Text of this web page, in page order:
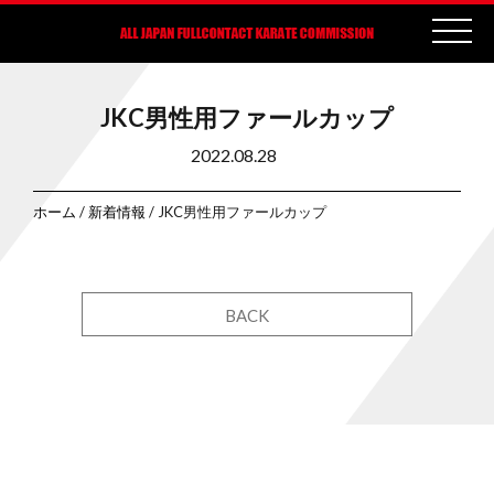
JKC男性用ファールカップ
2022.08.28
ホーム / 新着情報 / JKC男性用ファールカップ
BACK